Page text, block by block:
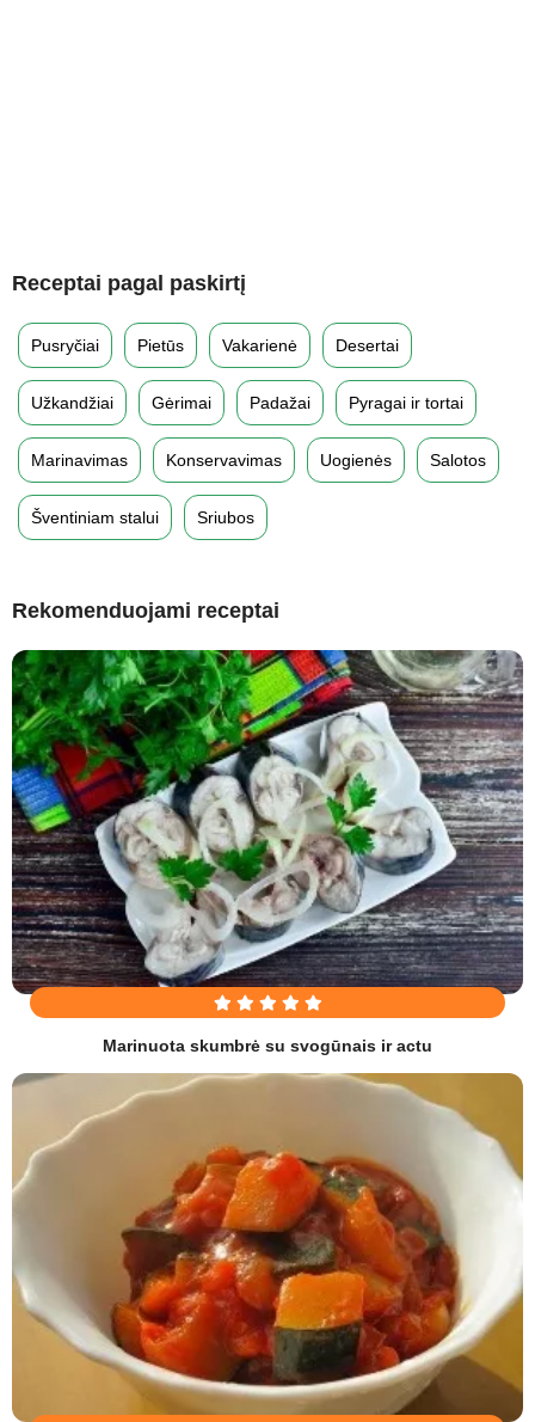
Receptai pagal paskirtį
Pusryčiai Pietūs Vakarienė Desertai
Užkandžiai Gėrimai Padažai Pyragai ir tortai
Marinavimas Konservavimas Uogienės Salotos
Šventiniam stalui Sriubos
Rekomenduojami receptai
Marinuota skumbrė su svogūnais ir actu